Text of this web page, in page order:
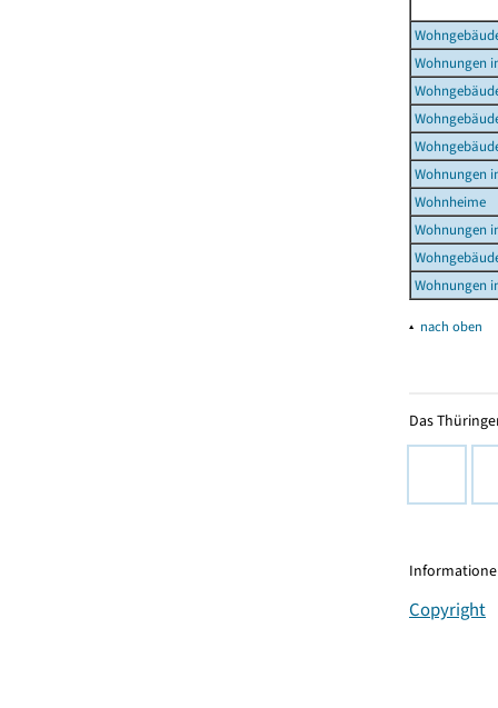
Wohnungen
Wohnungen
Wohnheime
Wohnungen
Wohnungen
▴ nach oben
Das
Copyright